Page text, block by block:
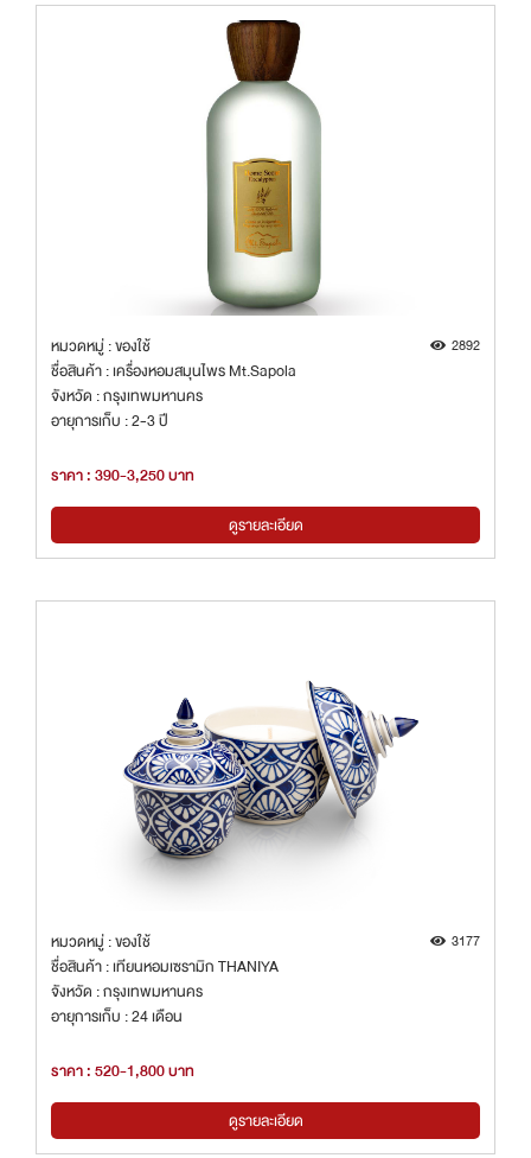
หมวดหมู่ : ของใช้ 2892
ชื่อสินค้า : เครื่องหอมสมุนไพร Mt.Sapola
จังหวัด : กรุงเทพมหานคร
อายุการเก็บ : 2-3 ปี
ราคา : 390-3,250 บาท
ดูรายละเอียด
หมวดหมู่ : ของใช้ 3177
ชื่อสินค้า : เทียนหอมเซรามิก THANIYA
จังหวัด : กรุงเทพมหานคร
อายุการเก็บ : 24 เดือน
ราคา : 520-1,800 บาท
ดูรายละเอียด